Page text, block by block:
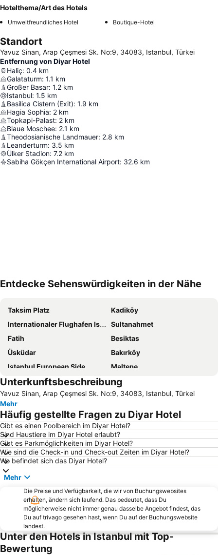
Hotelthema/Art des Hotels
Umweltfreundliches Hotel Boutique-Hotel
Standort
Yavuz Sinan, Arap Çeşmesi Sk. No:9, 34083, Istanbul, Türkei
Entfernung von Diyar Hotel
Haliç: 0.4 km
Galataturm: 1.1 km
Großer Basar: 1.2 km
Istanbul: 1.5 km
Basilica Cistern (Exit): 1.9 km
Hagia Sophia: 2 km
Topkapi-Palast: 2 km
Blaue Moschee: 2.1 km
Theodosianische Landmauer: 2.8 km
Leanderturm: 3.5 km
Ülker Stadion: 7.2 km
Sabiha Gökçen International Airport: 32.6 km
Entdecke Sehenswürdigkeiten in der Nähe
Taksim Platz
Kadiköy
Internationaler Flughafen Istanbul-Sabiha Gökçen
Sultanahmet
Fatih
Besiktas
Üsküdar
Bakırköy
Istanbul European Side
Maltepe
Großer Basar
Pendik
Nisantasi shopping district
Eminönü
Blaue Moschee Istanbul
Istanbul Airport
Galata
Sirkeci Tren Gari
Karakoy Limani
Hagia Sophia
Istanbul Anatolian Side
Bosporus
Taksim Metro Station
Bosporus-Brücke
Ortaköy
Levent Subway Station
Kartal
Umraniye
Bahnhof Istanbul Sirkeci
Zeytinburnu
Galataturm
Bayrampasa
Sariyer
Taksim Gezi Parki
Unterkunftsbeschreibung
Yavuz Sinan, Arap Çeşmesi Sk. No:9, 34083, Istanbul, Türkei
Mehr
Häufig gestellte Fragen zu Diyar Hotel
Gibt es einen Poolbereich im Diyar Hotel?
Sind Haustiere im Diyar Hotel erlaubt?
Gibt es Parkmöglichkeiten im Diyar Hotel?
Wie sind die Check-in und Check-out Zeiten im Diyar Hotel?
Wo befindet sich das Diyar Hotel?
Mehr
Die Preise und Verfügbarkeit, die wir von Buchungswebsites
erhalten, ändern sich laufend. Das bedeutet, dass Du
möglicherweise nicht immer genau dasselbe Angebot findest, das
Du auf trivago gesehen hast, wenn Du auf der Buchungswebsite
landest.
Unter den Hotels in Istanbul mit Top-
Bewertung